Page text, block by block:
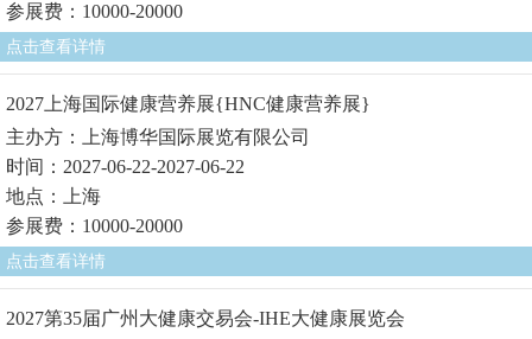
参展费：10000-20000
点击查看详情
2027上海国际健康营养展{HNC健康营养展}
主办方：上海博华国际展览有限公司
时间：2027-06-22-2027-06-22
地点：上海
参展费：10000-20000
点击查看详情
2027第35届广州大健康交易会-IHE大健康展览会